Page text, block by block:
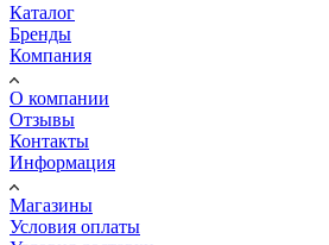
Каталог
Бренды
Компания
О компании
Отзывы
Контакты
Информация
Магазины
Условия оплаты